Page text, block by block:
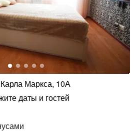
Маркса, 10А
даты и гостей